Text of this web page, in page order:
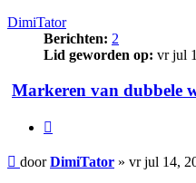
DimiTator
Berichten: 2
Lid geworden op: vr jul
Markeren van dubbele
Bericht
doorDimiTator » vr jul 14,